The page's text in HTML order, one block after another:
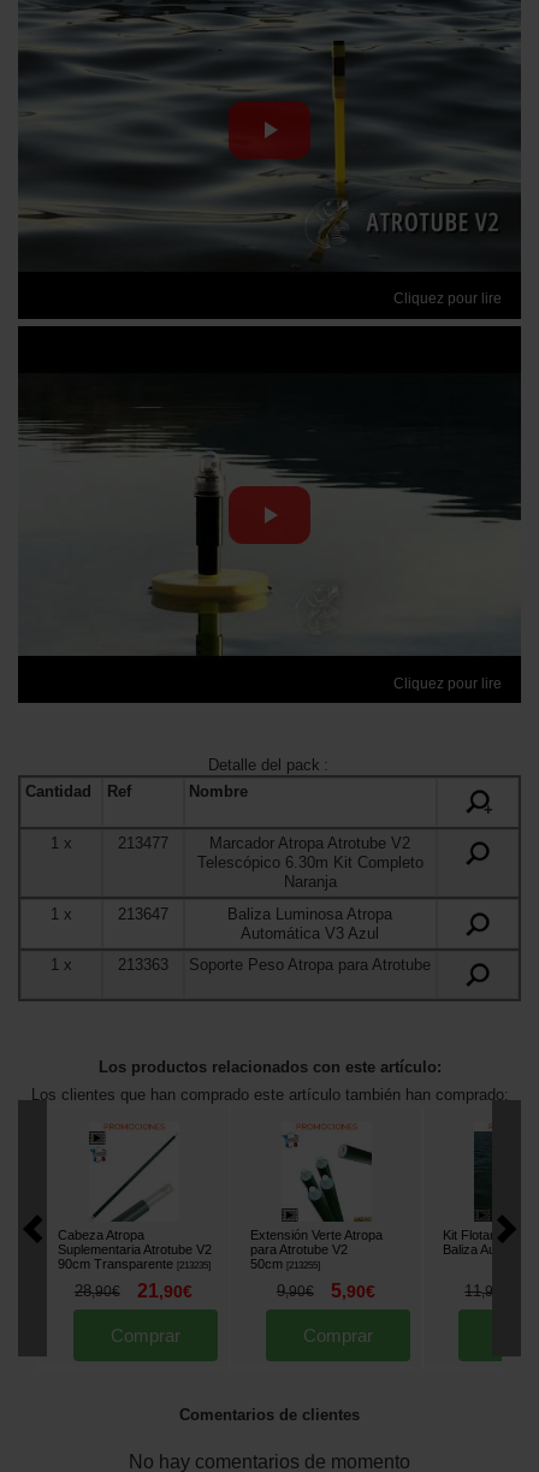
Cliquez pour lire
Cliquez pour lire
Detalle del pack :
Cantidad
Ref
Nombre
+
1x 213477
Marcador Atropa Atrotube V2
Telescópico 6.30m Kit Completo
Naranja
1 x 213647
Baliza Luminosa Atropa
Automática V3 Azul
1 x 213363 Soporte Peso Atropa para Atrotube
Los productos relacionados con este artículo:
Los clientes que han comprado este artículo también han comprado:
Cabeza Atropa
Suplementaria Atrotube V2
90cm Transparente [213235]
28,90€ 21,90€
Comprar
Extensión Verte Atropa
para Atrotube V2
50cm [213255]
9,90€ 5,90€
Comprar
Kit Flotante
Baliza
11,90
Comentarios de clientes
No hay comentarios de momento